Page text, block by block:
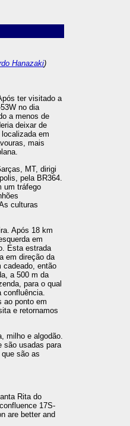
Hanazaki)
ter visitado a
no dia
a menos de
deixar de
em
mais
MT, dirigi
pela BR364.
um tráfego
culturas
Após 18 km
em
Esta estrada
em direção da
cadeado, então
a 500 m da
para o qual
ao ponto em
e retornamos
milho e algodão.
são usadas para
são as
Rita do
17S-
are better and